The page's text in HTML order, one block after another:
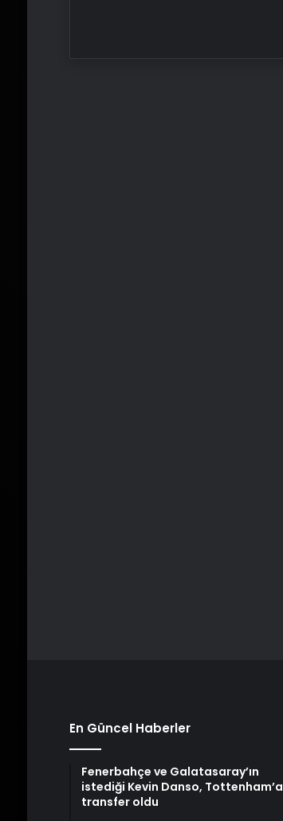
En Güncel Haberler
Fenerbahçe ve Galatasaray’ın
istediği Kevin Danso, Tottenham’a
transfer oldu